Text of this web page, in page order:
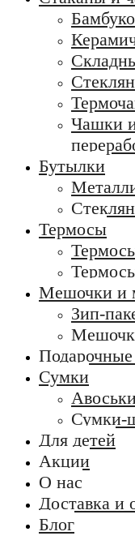
Чашки
Бутылки
Термосы
Мешочки и
Зип-
Сумки
Сумки-
Для детей
Акции
О нас
Доставка и
Блог